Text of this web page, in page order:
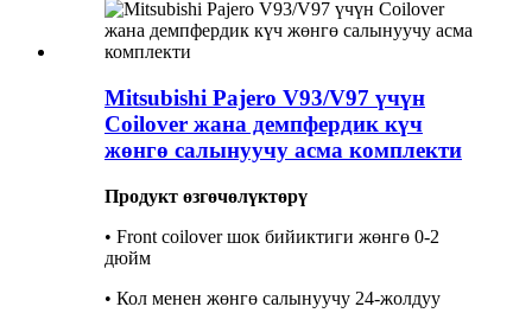
Mitsubishi Pajero V93/V97 үчүн
Coilover жана демпфердик күч
жөнгө салынуучу асма комплекти
Продукт өзгөчөлүктөрү
• Front coilover шок бийиктиги жөнгө 0-2
дюйм
• Кол менен жөнгө салынуучу 24-жолдуу